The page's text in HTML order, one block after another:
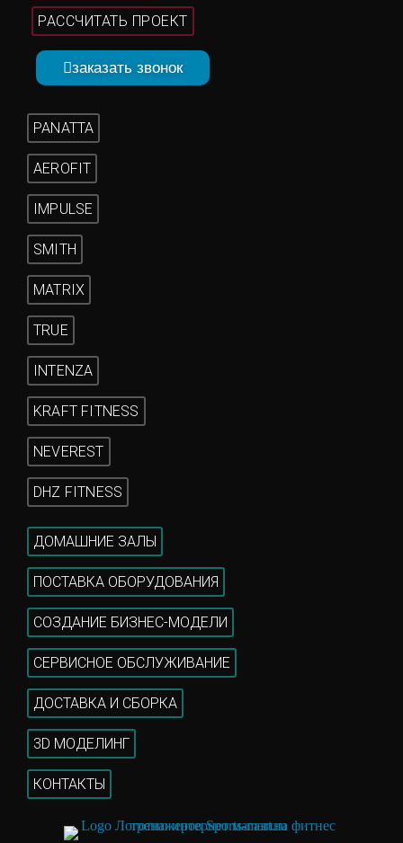
РАССЧИТАТЬ ПРОЕКТ
заказать звонок
PANATTA
AEROFIT
IMPULSE
SMITH
MATRIX
TRUE
INTENZA
KRAFT FITNESS
NEVEREST
DHZ FITNESS
ДОМАШНИЕ ЗАЛЫ
ПОСТАВКА ОБОРУДОВАНИЯ
СОЗДАНИЕ БИЗНЕС-МОДЕЛИ
СЕРВИСНОЕ ОБСЛУЖИВАНИЕ
ДОСТАВКА И СБОРКА
3D МОДЕЛИНГ
КОНТАКТЫ